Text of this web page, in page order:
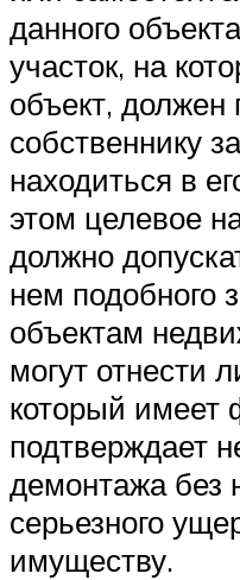
данного
участок, на
объект, должен
собственнику
находиться в
этом целевое
должно
нем подобного
объектам
могут отнести
который имеет
подтверждает
демонтажа без
серьезного
имуществу.